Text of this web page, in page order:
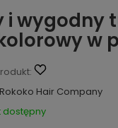
i wygodny
w
Rokoko Hair Company
dostępny